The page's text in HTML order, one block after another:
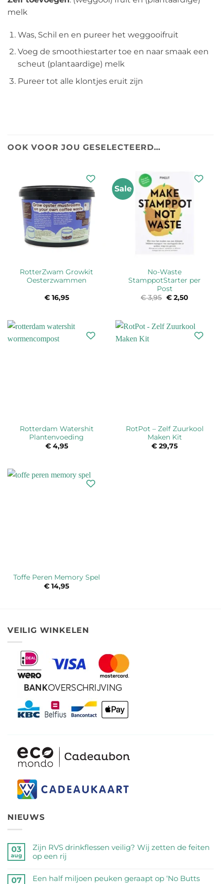
melk
Was, Schil en en pureer het weggooifruit
Voeg de smoothiestarter toe en naar smaak een
scheut (plantaardige) melk
Pureer tot alle klontjes eruit zijn
OOK VOOR JOU GESELECTEERD…
RotterZwam Growkit
Oesterzwammen
€16,95
Sale
No-Waste
StamppotStarter per
Post
€3,95 Oorspronkelijke
prijs
€2,50
Rotterdam Watershit
Plantenvoeding
€4,95
RotPot – Zelf Zuurkool
Maken Kit
€ 29,75
Toffe Peren Memory Spel
€ 14,95
VEILIG WINKELEN
NIEUWS
03
aug
Zijn RVS drinkflessen veilig? Wij zetten de feiten
op een rij
reacties
07
Een half miljoen peuken geraapt op ‘No Butts